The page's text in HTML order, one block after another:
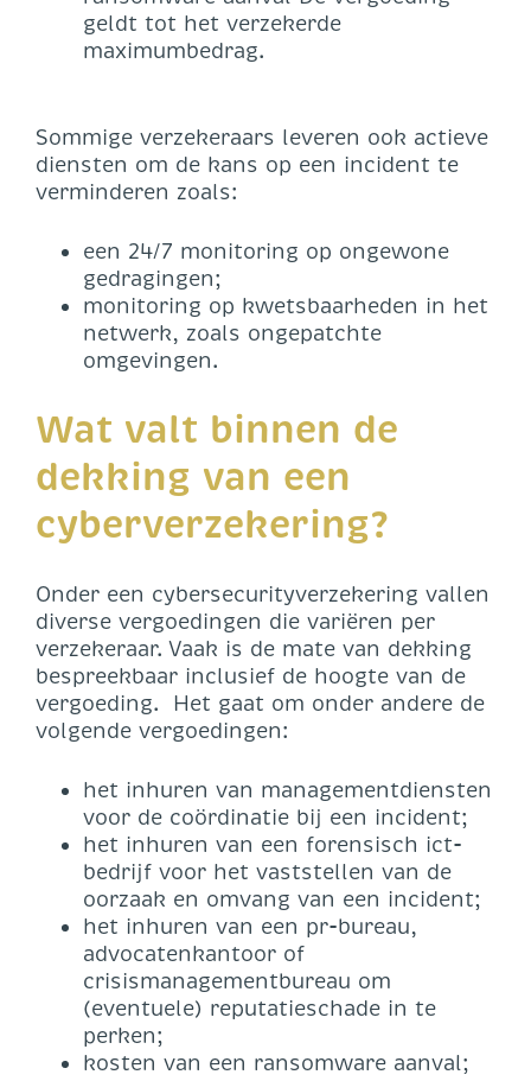
geldt tot het verzekerde
maximumbedrag.
Sommige verzekeraars leveren ook actieve
diensten om de kans op een incident te
verminderen zoals:
een 24/7 monitoring op ongewone
gedragingen;
monitoring op kwetsbaarheden in het
netwerk, zoals ongepatchte
omgevingen.
Wat valt binnen de
dekking van een
cyberverzekering?
Onder een cybersecurityverzekering vallen
diverse vergoedingen die variëren per
verzekeraar. Vaak is de mate van dekking
bespreekbaar inclusief de hoogte van de
vergoeding. Het gaat om onder andere de
volgende vergoedingen:
het inhuren van managementdiensten
voor de coördinatie bij een incident;
het inhuren van een forensisch ict-
bedrijf voor het vaststellen van de
oorzaak en omvang van een incident;
het inhuren van een pr-bureau,
advocatenkantoor of
crisismanagementbureau om
(eventuele) reputatieschade in te
perken;
kosten van een ransomware aanval;